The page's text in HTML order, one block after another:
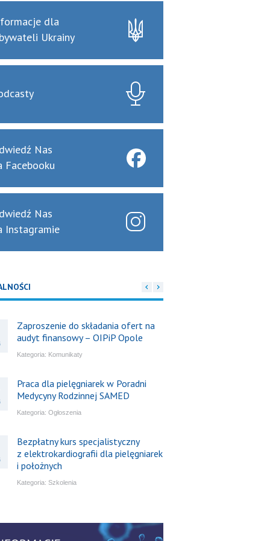
dla
Ukrainy
Nas
Facebooku
Nas
Instagramie
Zaproszenie do składania ofert na
audyt finansowy – OIPiP Opole
Kategoria: Komunikaty
Praca dla pielęgniarek w Poradni
Medycyny Rodzinnej SAMED
Kategoria: Ogłoszenia
Bezpłatny kurs specjalistyczny
z elektrokardiografii dla pielęgniarek
i położnych
Kategoria: Szkolenia
do praktyki – aktualny konsensus
ekspertów w dostępie naczyniowym